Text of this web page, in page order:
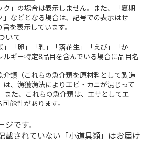
ク」の場合は表示しません。また、「夏期
」などとなる場合は、記号での表示はせ
を表示しています。
いて
」「卵」「乳」「落花生」「えび」「か
ルギー特定8品目を含んでいる場合に品目名
類（これらの魚介類を原材料として製造
は、漁獲漁法によりエビ・カニが混じって
また、これらの魚介類は、エサとしてエ
能性があります。
です。
載されていない「小道具類」はお届け